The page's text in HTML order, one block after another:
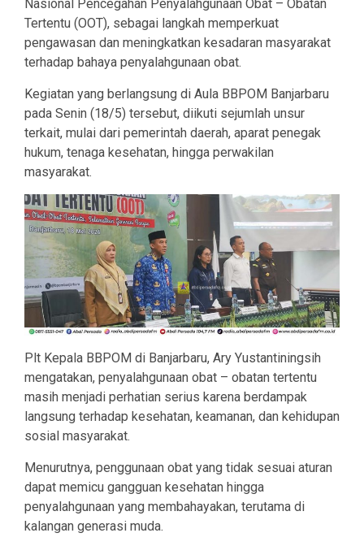
Nasional Pencegahan Penyalahgunaan Obat – Obatan
Tertentu (OOT), sebagai langkah memperkuat
pengawasan dan meningkatkan kesadaran masyarakat
terhadap bahaya penyalahgunaan obat.
Kegiatan yang berlangsung di Aula BBPOM Banjarbaru
pada Senin (18/5) tersebut, diikuti sejumlah unsur
terkait, mulai dari pemerintah daerah, aparat penegak
hukum, tenaga kesehatan, hingga perwakilan
masyarakat.
Plt Kepala BBPOM di Banjarbaru, Ary Yustantiningsih
mengatakan, penyalahgunaan obat – obatan tertentu
masih menjadi perhatian serius karena berdampak
langsung terhadap kesehatan, keamanan, dan kehidupan
sosial masyarakat.
Menurutnya, penggunaan obat yang tidak sesuai aturan
dapat memicu gangguan kesehatan hingga
penyalahgunaan yang membahayakan, terutama di
kalangan generasi muda.